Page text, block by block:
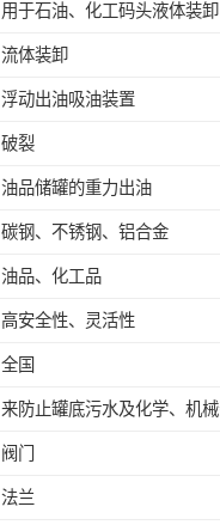
用于石油、化工码头液体装卸
流体装卸
浮动出油吸油装置
破裂
油品储罐的重力出油
碳钢、不锈钢、铝合金
油品、化工品
高安全性、灵活性
全国
阀门
法兰